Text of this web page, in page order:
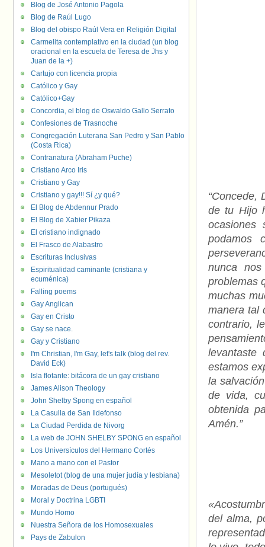
“Concede,
de tu Hijo
ocasiones
podamos
nunca
problemas
muchas
manera tal
contrario,
estamos
la
de vida,
obtenida
Amén.”
del alma,
Blog de José Antonio Pagola
Blog de Raúl Lugo
Blog del obispo Raúl Vera en Religión Digital
Carmelita contemplativo en la ciudad (un blog
oracional en la escuela de Teresa de Jhs y
Juan de la +)
Cartujo con licencia propia
Católico y Gay
Católico+Gay
Concordia, el blog de Oswaldo Gallo Serrato
Confesiones de Trasnoche
Congregación Luterana San Pedro y San Pablo
(Costa Rica)
Contranatura (Abraham Puche)
Cristiano Arco Iris
Cristiano y Gay
Cristiano y gay!!! Sí ¿y qué?
El Blog de Abdennur Prado
El Blog de Xabier Pikaza
El cristiano indignado
El Frasco de Alabastro
Escrituras Inclusivas
Espiritualidad caminante (cristiana y
ecuménica)
Falling poems
Gay Anglican
Gay en Cristo
Gay se nace.
Gay y Cristiano
I'm Christian, I'm Gay, let's talk (blog del rev.
David Eck)
Isla flotante: bitácora de un gay cristiano
James Alison Theology
John Shelby Spong en español
La Casulla de San Ildefonso
La Ciudad Perdida de Nivorg
La web de JOHN SHELBY SPONG en español
Los Universículos del Hermano Cortés
Mano a mano con el Pastor
Mesoletot (blog de una mujer judía y lesbiana)
Moradas de Deus (portugués)
Moral y Doctrina LGBTI
Mundo Homo
Nuestra Señora de los Homosexuales
Pays de Zabulon